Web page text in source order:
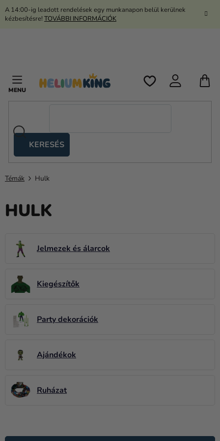
Ugrás
A 14:00-ig leadott rendelések egy munkanapon belül kerülnek
kézbesítésre! TOVÁBBI INFORMÁCIÓK
KERESÉS
sátrak
Kanekalon
Hélium
és
Esküvő
Dekoráció
kiegészítők
Jelmezek
Ruházat
Újdonság
Témák Hulk
HULK
Jelmezek és álarcok
Kiegészítők
Party dekorációk
Ajándékok
Ruházat